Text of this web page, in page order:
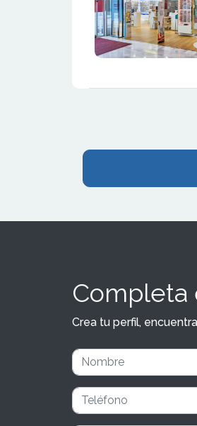
Completa
Crea tu perfil,